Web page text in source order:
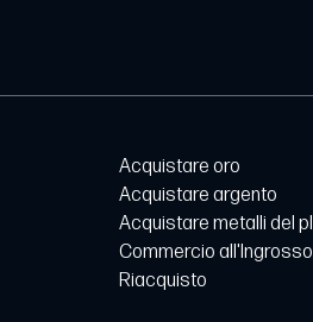
Acquistare oro
Acquistare argento
Acquistare metalli del
Commercio all'Ingrosso
Riacquisto